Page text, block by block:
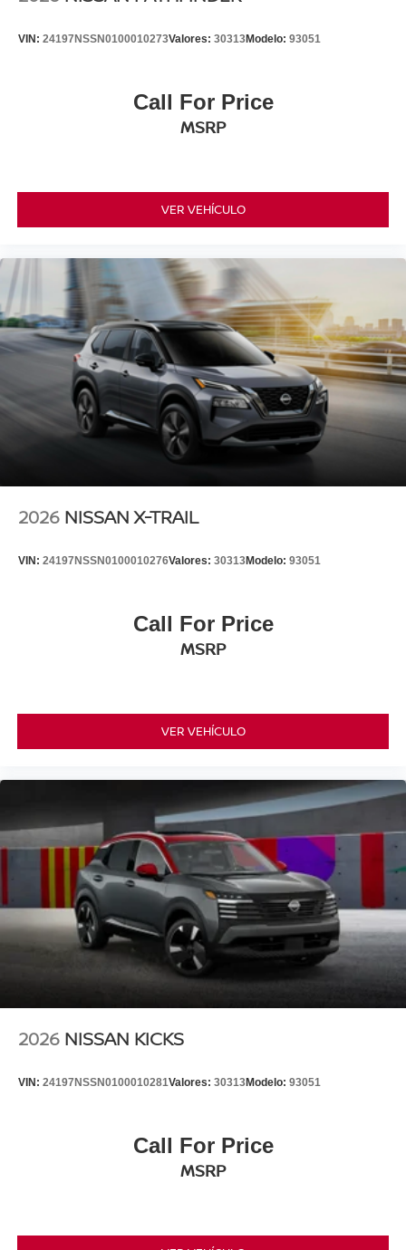
VIN: 24197NSSN0100010273Valores: 30313Modelo: 93051
Call For Price
MSRP
VER VEHÍCULO
2026 NISSAN X-TRAIL
VIN: 24197NSSN0100010276Valores: 30313Modelo: 93051
Call For Price
MSRP
VER VEHÍCULO
2026 NISSAN KICKS
VIN: 24197NSSN0100010281Valores: 30313Modelo: 93051
Call For Price
MSRP